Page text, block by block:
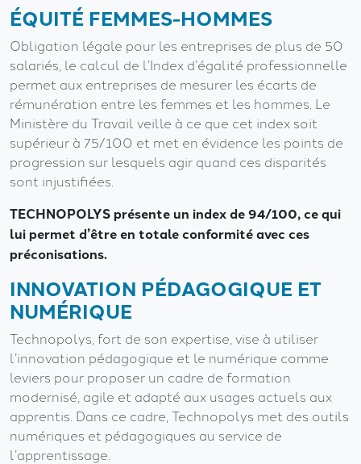
ÉQUITÉ FEMMES-HOMMES
Obligation légale pour les entreprises de plus de 50
salariés, le calcul de l’Index d’égalité professionnelle
permet aux entreprises de mesurer les écarts de
rémunération entre les femmes et les hommes. Le
Ministère du Travail veille à ce que cet index soit
supérieur à 75/100 et met en évidence les points de
progression sur lesquels agir quand ces disparités
sont injustifiées.
TECHNOPOLYS présente un index de 94/100, ce qui
lui permet d’être en totale conformité avec ces
préconisations.
INNOVATION PÉDAGOGIQUE ET
NUMÉRIQUE
Technopolys, fort de son expertise, vise à utiliser
l’innovation pédagogique et le numérique comme
leviers pour proposer un cadre de formation
modernisé, agile et adapté aux usages actuels aux
apprentis. Dans ce cadre, Technopolys met des outils
numériques et pédagogiques au service de
l’apprentissage.